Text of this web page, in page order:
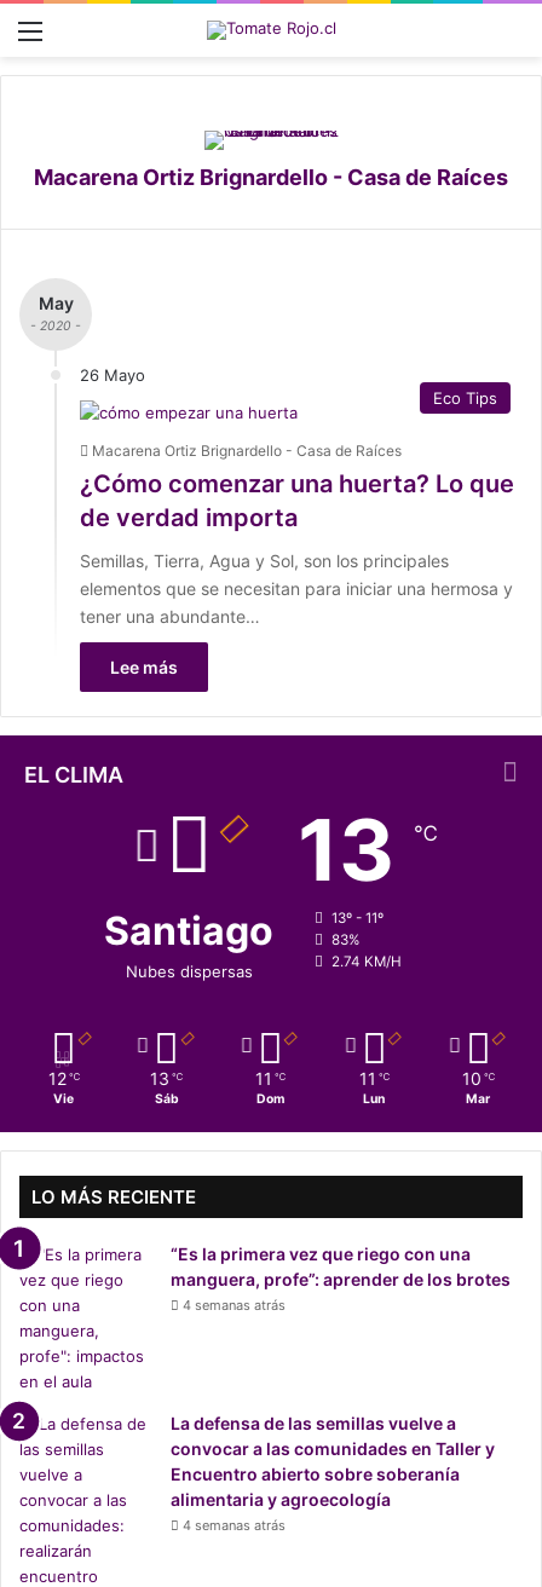
Macarena Ortiz Brignardello - Casa de Raíces
May
- 2020 -
26 Mayo
Eco Tips
Macarena Ortiz Brignardello - Casa de Raíces
¿Cómo comenzar una huerta? Lo que
de verdad importa
Semillas, Tierra, Agua y Sol, son los principales
elementos que se necesitan para iniciar una hermosa y
tener una abundante…
Lee más
EL CLIMA
Santiago
Nubes dispersas
13 ℃
13º - 11º
83%
2.74 KM/H
12 ℃
Vie
13 ℃
Sáb
11 ℃
Dom
11 ℃
Lun
10 ℃
Mar
LO MÁS RECIENTE
“Es la primera vez que riego con una
manguera, profe”: aprender de los brotes
4 semanas atrás
La defensa de las semillas vuelve a
convocar a las comunidades en Taller y
Encuentro abierto sobre soberanía
alimentaria y agroecología
4 semanas atrás